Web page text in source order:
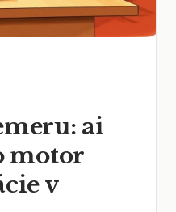
ai
motor
v